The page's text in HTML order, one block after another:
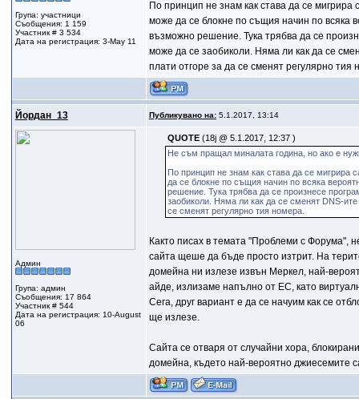
Група: участници
Съобщения: 1 159
Участник # 3 534
Дата на регистрация: 3-May 11
По принцип не знам как става да се мигрира
може да се блокне по същия начин по всяка
възможно решение. Тука трябва да се
може да се заобиколи. Няма ли как да се
плати отгоре за да се сменят регулярно тия
Йордан_13 Публикувано на:5.1.2017, 13:14
Админ
Група: админ
Съобщения: 17 864
Участник # 544
Дата на регистрация: 10-August
06
QUOTE (18j @ 5.1.2017, 12:37 )
Не съм пращал миналата година, но ако е
По принцип не знам как става да се мигрира
да се блокне по същия начин по всяка
решение. Тука трябва да се произнесе
заобиколи. Няма ли как да се сменят DNS-
се сменят регулярно тия номера.
Както писах в темата "Проблеми с Форума",
сайта щеше да бъде просто изтрит. На
домейна ни излезе извън Меркел, най-
айде, излизаме напълно от ЕС, като
Сега, друг вариант е да се начуим как се
ще излезе.
Сайта се отваря от случайни хора,
домейна, където най-вероятно джиесемите